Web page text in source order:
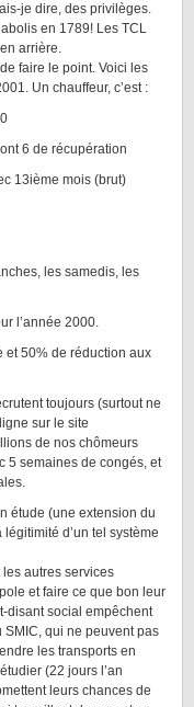
je dire, des privilèges.
en 1789! Les TCL
arrière.
faire le point. Voici les
Un chauffeur, c’est :
6 de récupération
13ième mois (brut)
les samedis, les
l’année 2000.
et 50% de réduction aux
toujours (surtout ne
sur le site
de nos chômeurs
5 semaines de congés, et
étude (une extension du
d’un tel système
les autres services
et faire ce que bon leur
disant social empêchent
SMIC, qui ne peuvent pas
les transports en
(22 jours l’an
leurs chances de